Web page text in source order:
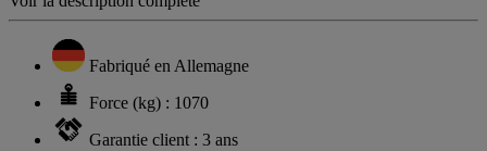
Fabriqué en Allemagne
Force (kg) : 1070
Garantie client : 3 ans